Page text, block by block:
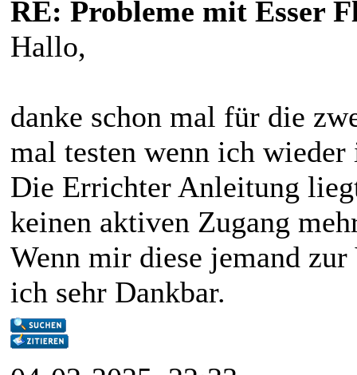
RE: Probleme mit Esser
Hallo,
danke schon mal für die
mal testen wenn ich
Die Errichter Anleitung
keinen aktiven Zugang
Wenn mir diese jemand
ich sehr Dankbar.